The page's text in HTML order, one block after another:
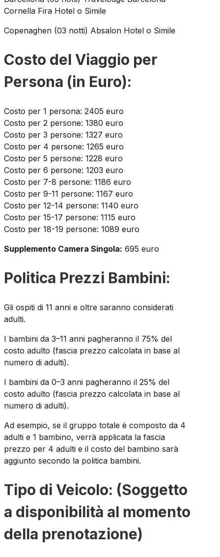
Cornella Fira Hotel o Simile
Copenaghen (03 notti) Absalon Hotel o Simile
Costo del Viaggio per
Persona (in Euro):
Costo per 1 persona: 2405 euro
Costo per 2 persone: 1380 euro
Costo per 3 persone: 1327 euro
Costo per 4 persone: 1265 euro
Costo per 5 persone: 1228 euro
Costo per 6 persone: 1203 euro
Costo per 7-8 persone: 1186 euro
Costo per 9-11 persone: 1167 euro
Costo per 12-14 persone: 1140 euro
Costo per 15-17 persone: 1115 euro
Costo per 18-19 persone: 1089 euro
Supplemento Camera Singola: 695 euro
Politica Prezzi Bambini:
Gli ospiti di 11 anni e oltre saranno considerati
adulti.
I bambini da 3–11 anni pagheranno il 75% del
costo adulto (fascia prezzo calcolata in base al
numero di adulti).
I bambini da 0–3 anni pagheranno il 25% del
costo adulto (fascia prezzo calcolata in base al
numero di adulti).
Ad esempio, se il gruppo totale è composto da 4
adulti e 1 bambino, verrà applicata la fascia
prezzo per 4 adulti e il costo del bambino sarà
aggiunto secondo la politica bambini.
Tipo di Veicolo: (Soggetto
a disponibilità al momento
della prenotazione)